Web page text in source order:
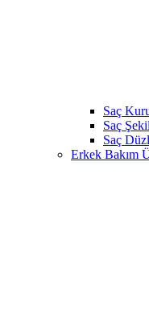
Saç
Saç
Saç
Erkek Bakım